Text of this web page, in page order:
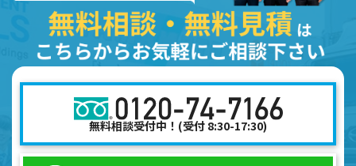
無料相談受付中！(受付 8:30-17:30)